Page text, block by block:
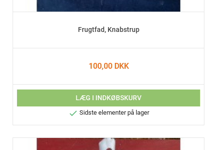
Frugtfad, Knabstrup
100,00 DKK
LÆG I INDKØBSKURV
 Sidste elementer på lager